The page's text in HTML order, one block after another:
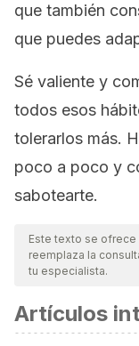
que también
que puedes
Sé valiente y
todos esos
tolerarlos más.
poco a poco y
sabotearte.
Este texto se
reemplaza la
tu especialista.
Artículos